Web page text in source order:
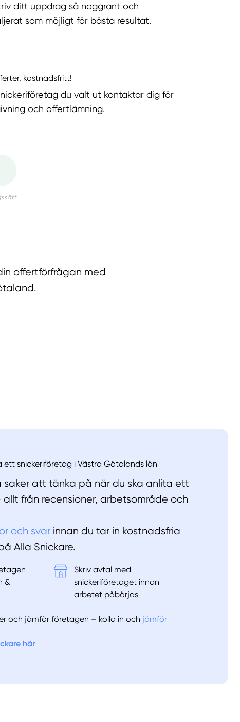
ditt uppdrag så noggrant och
som möjligt för bästa resultat.
kostnadsfritt!
du valt ut kontaktar dig för
och offertlämning.
Välj tillvägagångssätt
offertförfrågan med
ett snickeriföretag i Västra Götalands län
saker att tänka på när du ska anlita ett
allt från recensioner, arbetsområde och
och svar innan du tar in kostnadsfria
Alla Snickare.
&
Skriv avtal med
snickeriföretaget innan
arbetet påbörjas
och jämför företagen – kolla in och jämför
här